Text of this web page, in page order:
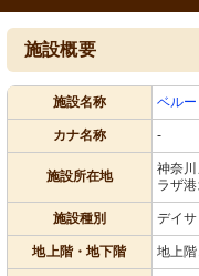
施設概要
施設名称 ベル
カナ名称 -
施設所在地
神奈
ラザ
施設種別 デイ
地上階・地下階 地上